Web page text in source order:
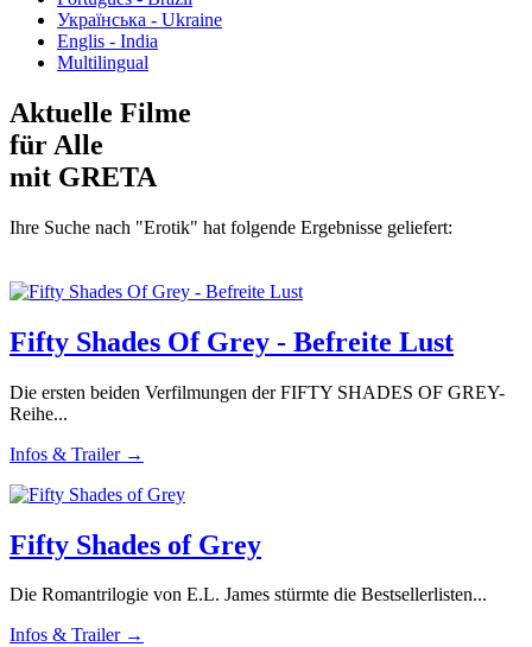
Українська - Ukraine
Englis - India
Multilingual
Aktuelle Filme
für Alle
mit GRETA
Ihre Suche nach "Erotik" hat folgende Ergebnisse geliefert:
Fifty Shades Of Grey - Befreite Lust
Die ersten beiden Verfilmungen der FIFTY SHADES OF GREY-
Reihe...
Infos & Trailer →
Fifty Shades of Grey
Die Romantrilogie von E.L. James stürmte die Bestsellerlisten...
Infos & Trailer →